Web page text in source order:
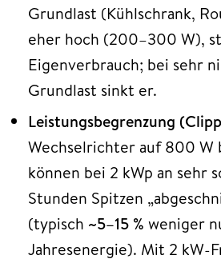
Grundlast (Kühlschrank,
eher hoch (200–300 W),
Eigenverbrauch; bei sehr
Grundlast sinkt er.
Leistungsbegrenzung
Wechselrichter auf 800 W
können bei 2 kWp an sehr
Stunden Spitzen
(typisch ~5–15 % weniger
Jahresenergie). Mit 2 kW-